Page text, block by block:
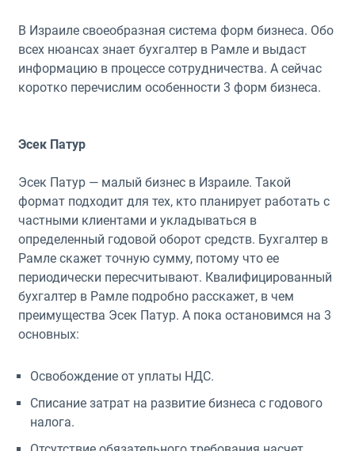
В Израиле своеобразная система форм бизнеса. Обо
всех нюансах знает бухгалтер в Рамле и выдаст
информацию в процессе сотрудничества. А сейчас
коротко перечислим особенности 3 форм бизнеса.
Эсек Патур
Эсек Патур — малый бизнес в Израиле. Такой
формат подходит для тех, кто планирует работать с
частными клиентами и укладываться в
определенный годовой оборот средств. Бухгалтер в
Рамле скажет точную сумму, потому что ее
периодически пересчитывают. Квалифицированный
бухгалтер в Рамле подробно расскажет, в чем
преимущества Эсек Патур. А пока остановимся на 3
основных:
Освобождение от уплаты НДС.
Списание затрат на развитие бизнеса с годового
налога.